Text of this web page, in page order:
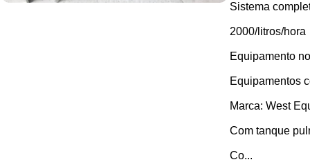
Sistema
2000/litros/hora
Equipamento
Equipamentos
Marca: West
Com tanque
Co...